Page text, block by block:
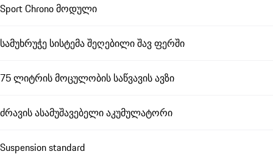
Sport Chrono მოდული
სამუხრუჭე სისტემა შეღებილი შავ ფერში
75 ლიტრის მოცულობის საწვავის ავზი
ძრავის ასამუშავებელი აკუმულატორი
Suspension standard